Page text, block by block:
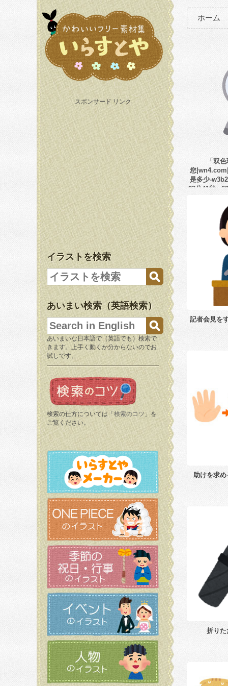
スポンサード リンク
イラストを検索
あいまい検索（英語検索）
あいまいな日本語で（英語でも）検索で
きます。上手く動くか分からないのでお
試しです。
検索の仕方については「 検索のコツ 」を
ご覧ください。
ホーム
「双
您
是多少-
23分41秒-
記者会見を
助けを求
折りた